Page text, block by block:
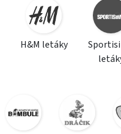
H&M letáky